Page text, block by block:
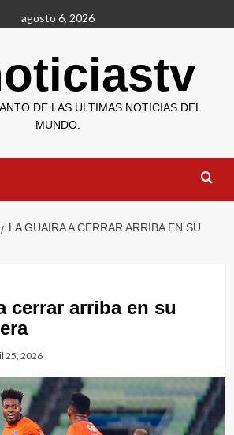
agosto 6, 2026
DE LAS ULTIMAS NOTICIAS DEL
MUNDO.
LA GUAIRA A CERRAR ARRIBA EN SU
cerrar arriba en su
25, 2026